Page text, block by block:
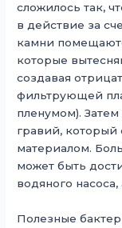
сложилось так,
в действие за
камни
которые
создавая
фильтрующей
пленумом).
гравий, который
материалом.
может быть
водяного
Полезные